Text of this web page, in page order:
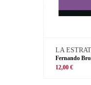
LA
Fernando
12,00 €